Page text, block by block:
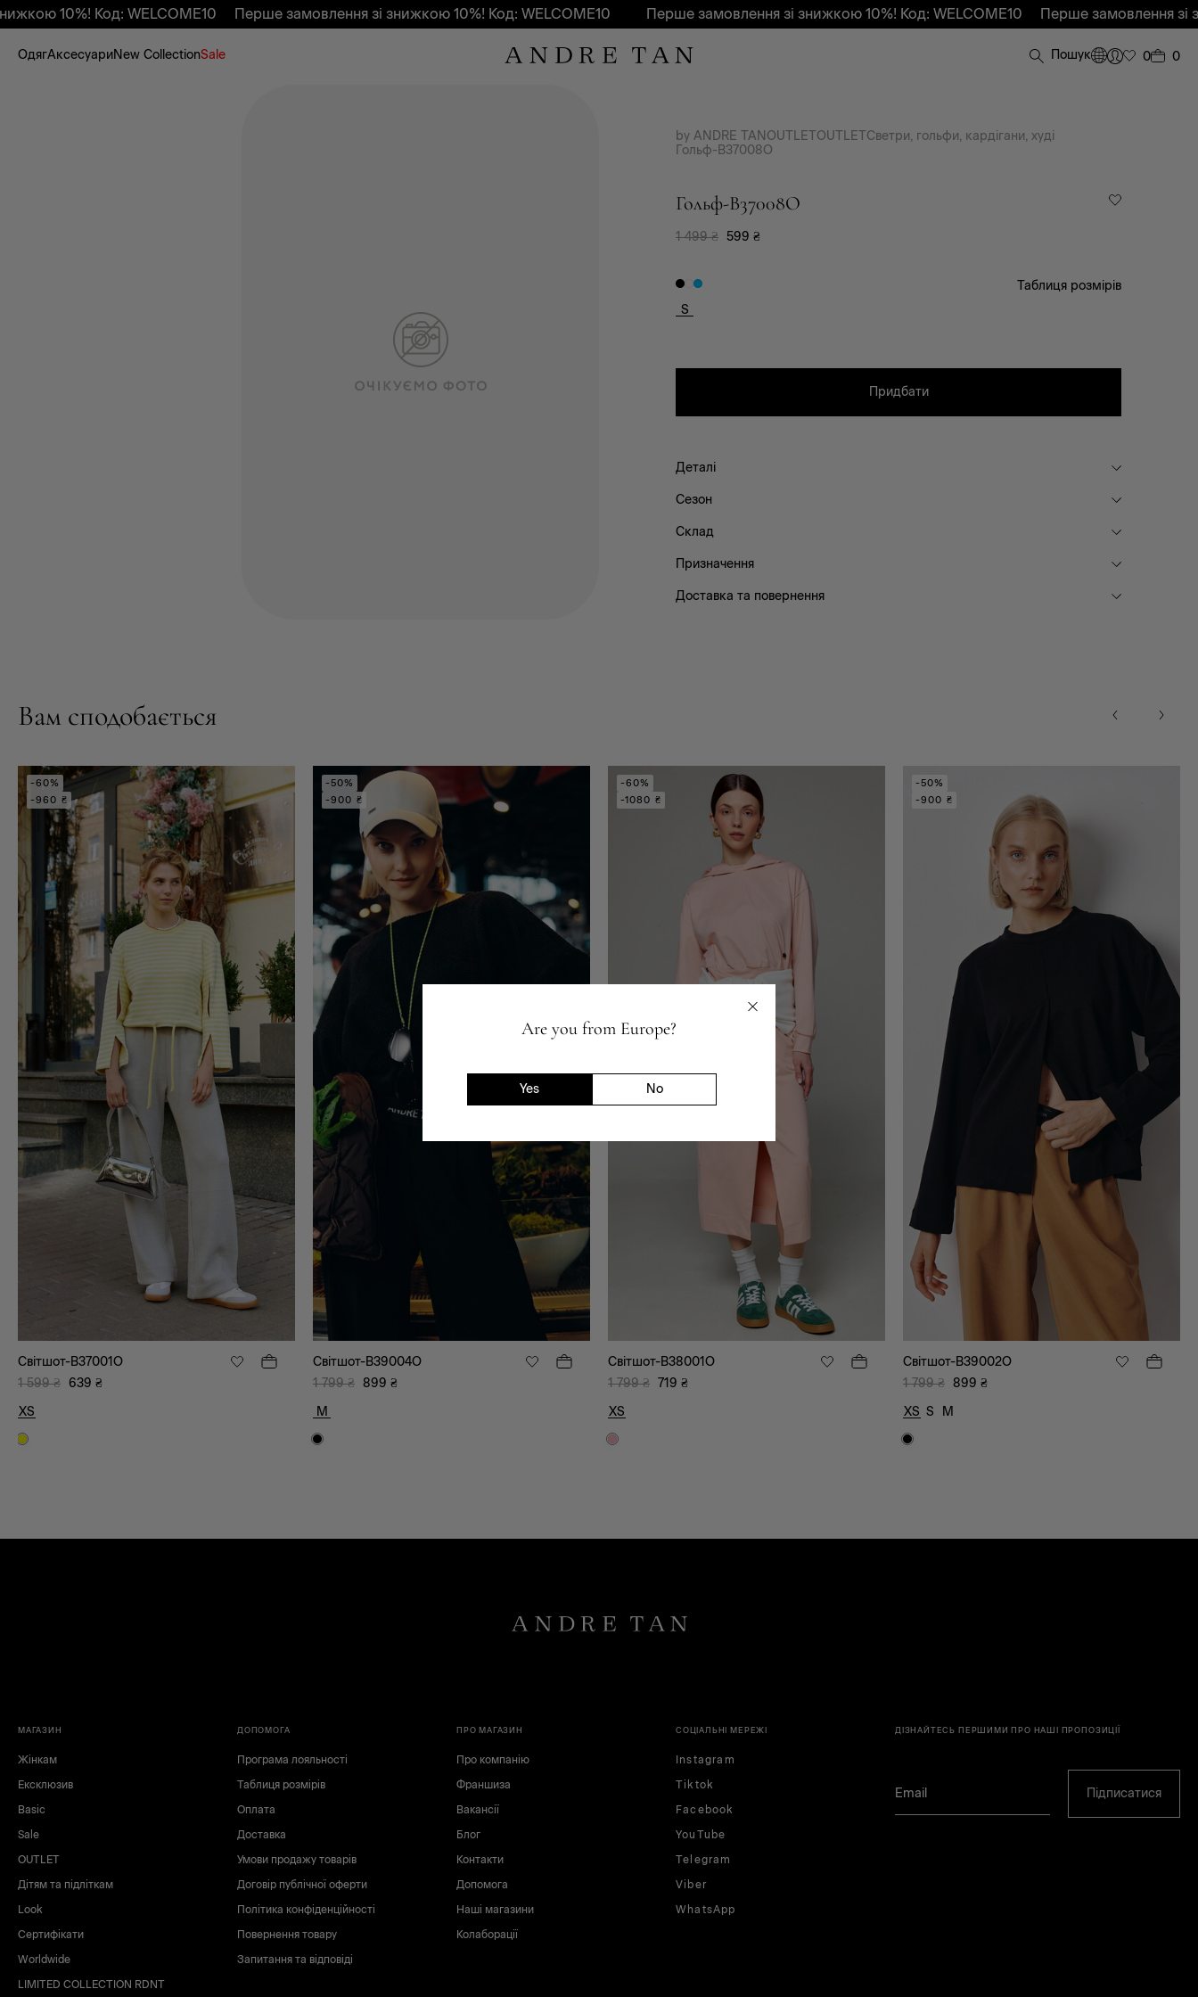
Are you from Europe?
Yes No
10%! Код: WELCOME10 Перше замовлення зі знижкою 10%! Код: WELCOME10 Перше замовлення зі знижкою 10%! Код: WELCOME10 Перше замовлення зі
ОдягАксесуариNew CollectionSale Пошук 0 0
by ANDRE TAN OUTLETOUTLETСветри, гольфи, кардігани, худі
Гольф-B37008O
Гольф-B37008O
1 499 ₴ 599 ₴
S
Таблиця розмірів
Придбати
Деталі
Сезон
Склад
Призначення
Доставка та повернення
Вам сподобається
-60%
-960 ₴
Світшот-B37001O
1 599 ₴ 639 ₴
XS
-50%
-900 ₴
Світшот-B39004O
1 799 ₴ 899 ₴
M
-60%
-1080 ₴
Світшот-B38001O
1 799 ₴ 719 ₴
XS
-50%
-900 ₴
Світшот-B39002O
1 799 ₴ 899 ₴
XS S M
МАГАЗИН
Жінкам
Ексклюзив
Basic
Sale
OUTLET
Дітям та підліткам
Look
Сертифікати
Worldwide
LIMITED COLLECTION RDNT
ДОПОМОГА
Програма лояльності
Таблиця розмірів
Оплата
Доставка
Умови продажу товарів
Договір публічної оферти
Політика конфіденційності
Повернення товару
Запитання та відповіді
ПРО МАГАЗИН
Про компанію
Франшиза
Вакансії
Блог
Контакти
Допомога
Наші магазини
Колаборації
СОЦІАЛЬНІ МЕРЕЖІ
Instagram
Tiktok
Facebook
YouTube
Telegram
Viber
WhatsApp
ДІЗНАЙТЕСЬ ПЕРШИМИ ПРО НАШІ ПРОПОЗИЦІЇ
Підписатися